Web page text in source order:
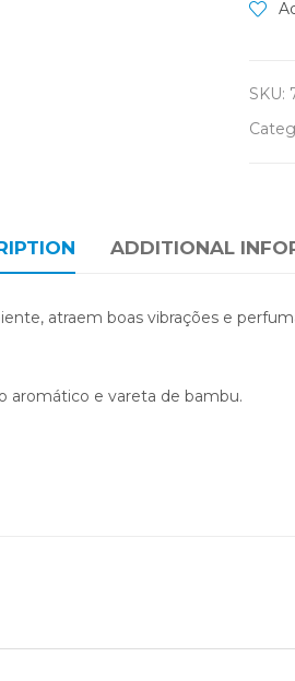
SKU:
ADDITIONAL
atraem boas vibrações e
aromático e vareta de bambu.